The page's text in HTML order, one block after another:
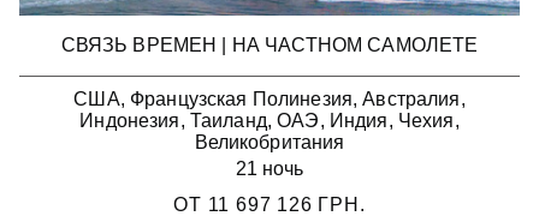
СВЯЗЬ ВРЕМЕН | НА ЧАСТНОМ САМОЛЕТЕ
США, Французская Полинезия, Австралия,
Индонезия, Таиланд, ОАЭ, Индия, Чехия,
Великобритания
21 ночь
ОТ 11 697 126 ГРН.